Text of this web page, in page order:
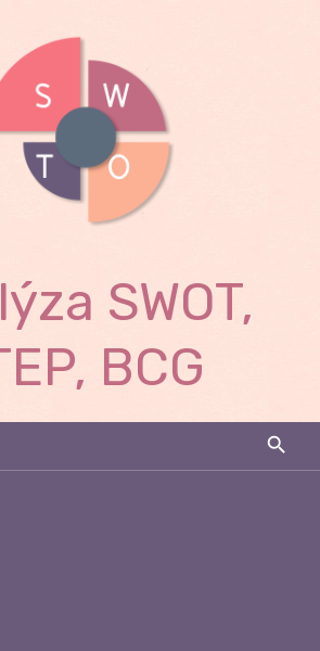
SWOT,
BCG